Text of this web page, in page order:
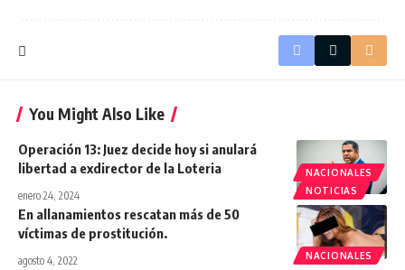
You Might Also Like
NACIONALES
NOTICIAS
Operación 13: Juez decide hoy si anulará
libertad a exdirector de la Loteria
enero 24, 2024
NACIONALES
En allanamientos rescatan más de 50
víctimas de prostitución.
agosto 4, 2022